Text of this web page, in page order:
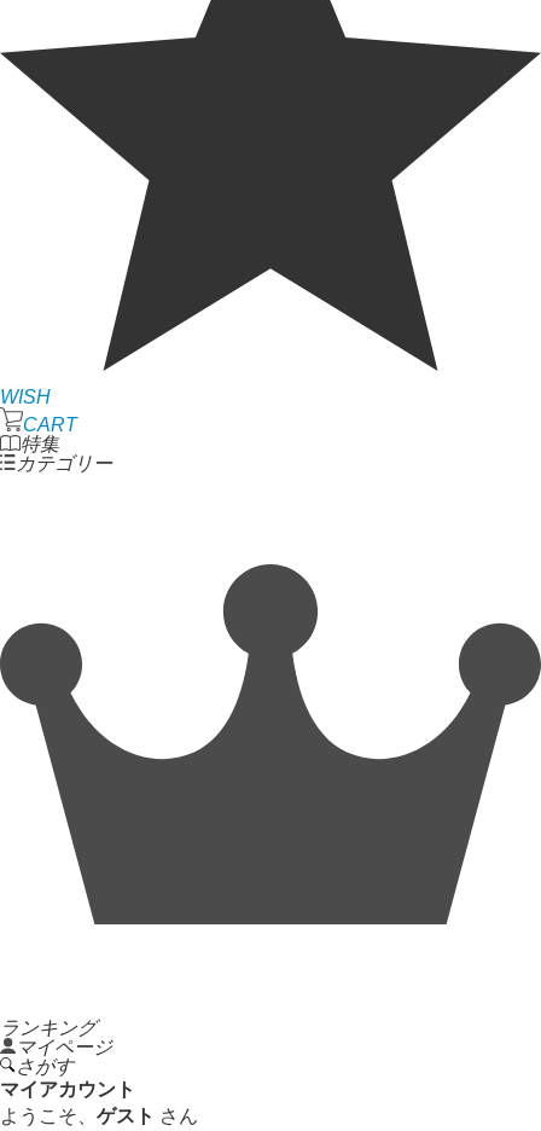
WISH
CART
特集
カテゴリー
ランキング
マイページ
さがす
マイアカウント
ようこそ、 ゲスト さん